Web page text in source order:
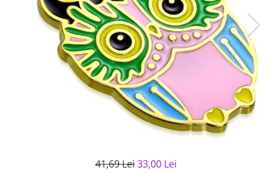
semipretioase
Bijuterii argint placat cu aur
Bijuterii argint cu diverse
Bijuterii argint cu murano
Bijuterii de Lux
Bijuterii gotice si rock
Bijuterii Handmade
Bijuterii fantezie
Casete si cutii de bijuterii
Solutii si lavete de curatare
41,69 Lei33,00 Lei